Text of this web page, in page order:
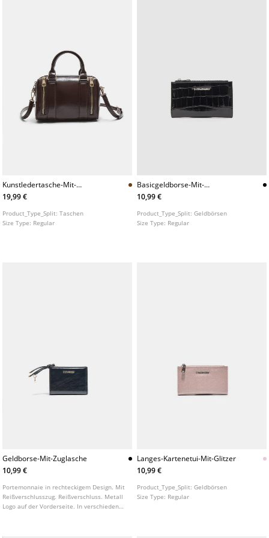
Kunstledertasche-Mit-
Reiverschlussen
19,99 €
Product_Type_Split:Taschen
Size Type: Regular
Basicgeldborse-Mit-
Krokopragung
10,99 €
Product_Type_Split:Geldbörsen
Size Type: Regular
Geldborse-Mit-Zuglasche
10,99 €
Portemonnaie in rechteckigem Design. Mit
Reißverschlusszug. Reißverschluss. Metall
Logo auf der Vorderseite. In verschiedenen
Langes-Kartenetui-Mit-Glitzer
10,99 €
Product_Type_Split:Geldbörsen
Size Type: Regular